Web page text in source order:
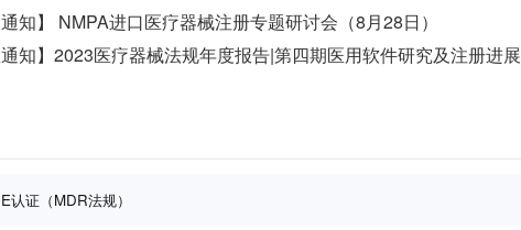
通知】 NMPA进口医疗器械注册专题研讨会（8月28日）
通知】2023医疗器械法规年度报告|第四期医用软件研究及注册进展
认证（MDR法规）